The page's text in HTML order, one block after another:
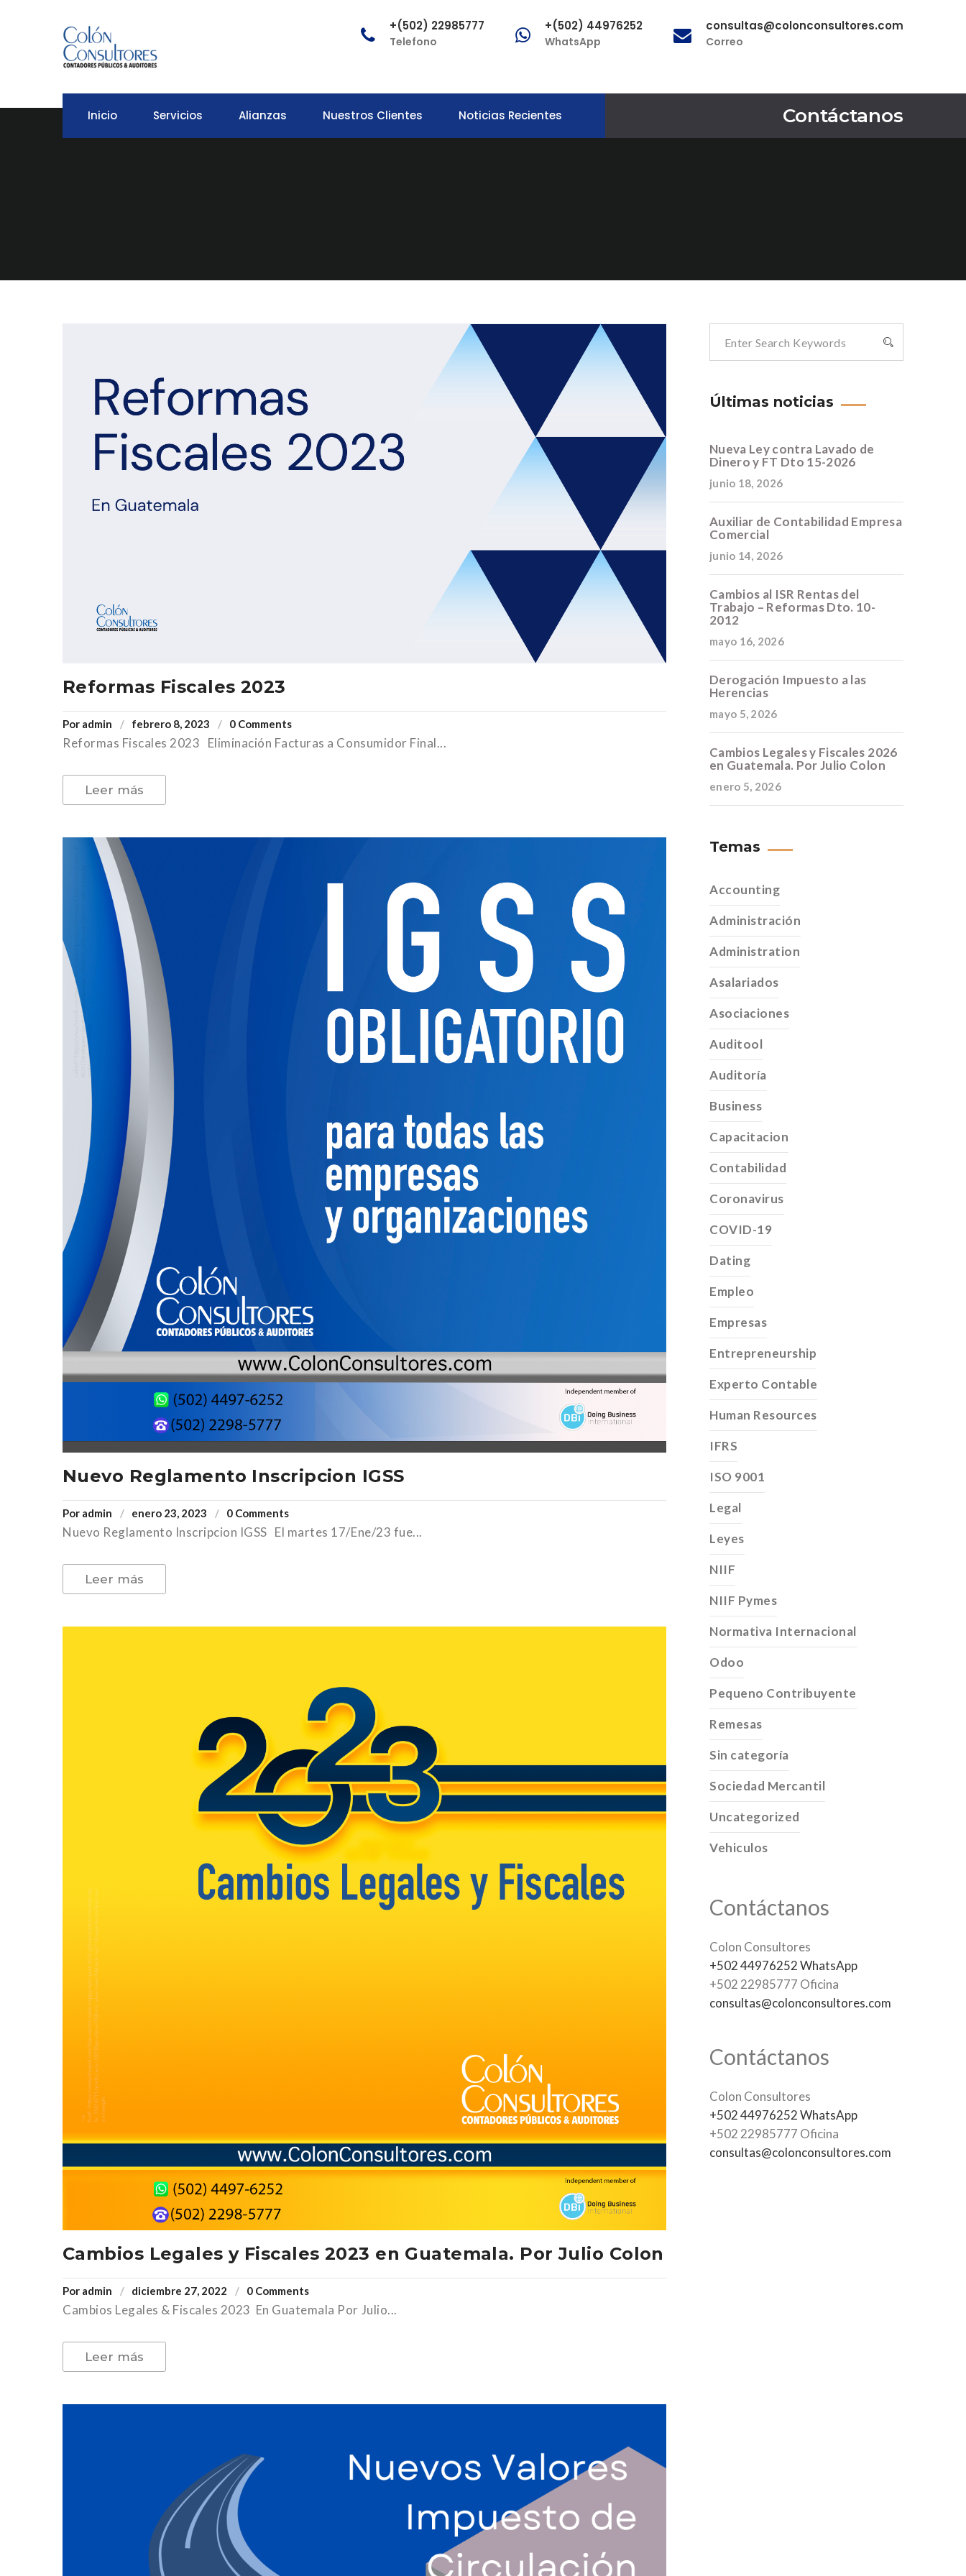
+(502) 22985777
Telefono
+(502) 44976252
WhatsApp
consultas@colonconsultores.com
Correo
Inicio Servicios Alianzas Nuestros Clientes Noticias Recientes Contáctanos
Reformas Fiscales 2023
Por admin febrero 8, 2023 0 Comments
Reformas Fiscales 2023 Eliminación Facturas a Consumidor Final...
Leer más
Nuevo Reglamento Inscripcion IGSS
Por admin enero 23, 2023 0 Comments
Nuevo Reglamento Inscripcion IGSS El martes 17/Ene/23 fue...
Leer más
Cambios Legales y Fiscales 2023 en Guatemala. Por Julio Colon
Por admin diciembre 27, 2022 0 Comments
Cambios Legales & Fiscales 2023 En Guatemala Por Julio...
Leer más
Últimas noticias
Nueva Ley contra Lavado de
Dinero y FT Dto 15-2026
junio 18, 2026
Auxiliar de Contabilidad Empresa
Comercial
junio 14, 2026
Cambios al ISR Rentas del
Trabajo – Reformas Dto. 10-
2012
mayo 16, 2026
Derogación Impuesto a las
Herencias
mayo 5, 2026
Cambios Legales y Fiscales 2026
en Guatemala. Por Julio Colon
enero 5, 2026
Temas
Accounting
Administración
Administration
Asalariados
Asociaciones
Auditool
Auditoría
Business
Capacitacion
Contabilidad
Coronavirus
COVID-19
Dating
Empleo
Empresas
Entrepreneurship
Experto Contable
Human Resources
IFRS
ISO 9001
Legal
Leyes
NIIF
NIIF Pymes
Normativa Internacional
Odoo
Pequeno Contribuyente
Remesas
Sin categoría
Sociedad Mercantil
Uncategorized
Vehiculos
Contáctanos
Colon Consultores
+502 44976252 WhatsApp
+502 22985777 Oficina
consultas@colonconsultores.com
Contáctanos
Colon Consultores
+502 44976252 WhatsApp
+502 22985777 Oficina
consultas@colonconsultores.com